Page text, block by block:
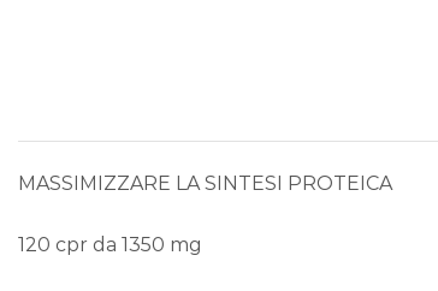
MASSIMIZZARE LA SINTESI PROTEICA
120 cpr da 1350 mg